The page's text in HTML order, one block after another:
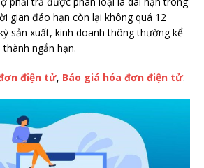
gian đáo hạn còn lại không quá 12
sản xuất, kinh doanh thông thường kể
ngắn hạn.
điện tử, Báo giá hóa đơn điện tử.